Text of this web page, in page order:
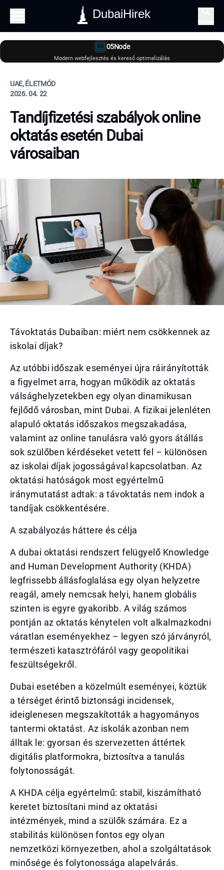
DubaiHirek
05Node
Modern webfejlesztés és kereső optimalizálás
UAE, ÉLETMÓD
2026. 04. 22
Tandíjfizetési szabályok online
oktatás esetén Dubai
városaiban
Távoktatás Dubaiban: miért nem csökkennek az
iskolai díjak?
Az utóbbi időszak eseményei újra ráirányították
a figyelmet arra, hogyan működik az oktatás
válsághelyzetekben egy olyan dinamikusan
fejlődő városban, mint Dubai. A fizikai jelenléten
alapuló oktatás időszakos megszakadása,
valamint az online tanulásra való gyors átállás
sok szülőben kérdéseket vetett fel – különösen
az iskolai díjak jogosságával kapcsolatban. Az
oktatási hatóságok most egyértelmű
iránymutatást adtak: a távoktatás nem indok a
tandíjak csökkentésére.
A szabályozás háttere és célja
A dubai oktatási rendszert felügyelő Knowledge
and Human Development Authority (KHDA)
legfrissebb állásfoglalása egy olyan helyzetre
reagál, amely nemcsak helyi, hanem globális
szinten is egyre gyakoribb. A világ számos
pontján az oktatás kénytelen volt alkalmazkodni
váratlan eseményekhez – legyen szó járványról,
természeti katasztrófáról vagy geopolitikai
feszültségekről.
Dubai esetében a közelmúlt eseményei, köztük
a térséget érintő biztonsági incidensek,
ideiglenesen megszakították a hagyományos
tantermi oktatást. Az iskolák azonban nem
álltak le: gyorsan és szervezetten áttértek
digitális platformokra, biztosítva a tanulás
folytonosságát.
A KHDA célja egyértelmű: stabil, kiszámítható
keretet biztosítani mind az oktatási
intézmények, mind a szülők számára. Ez a
stabilitás különösen fontos egy olyan
nemzetközi környezetben, ahol a szolgáltatások
minősége és folytonossága alapelvárás.